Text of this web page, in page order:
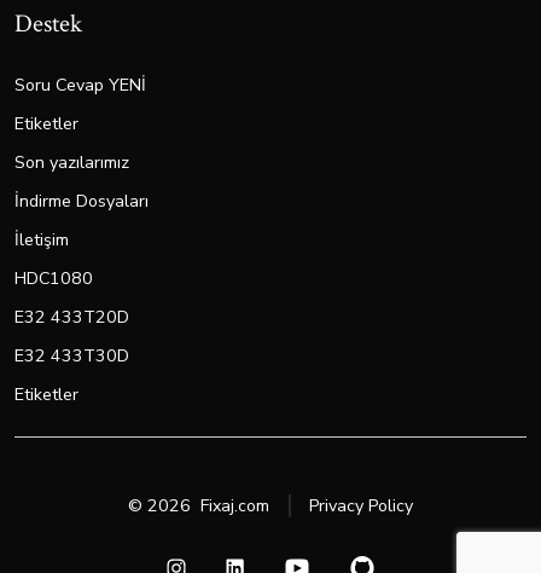
Destek
Soru Cevap YENİ
Etiketler
Son yazılarımız
İndirme Dosyaları
İletişim
HDC1080
E32 433T20D
E32 433T30D
Etiketler
© 2026 Fixaj.com Privacy Policy